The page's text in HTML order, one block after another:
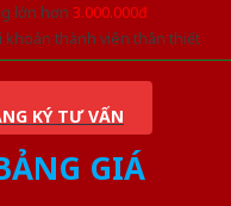
lớn hơn 3.000.000đ
khoản thành viên thân thiết
KÝ TƯ VẤN
GIÁ